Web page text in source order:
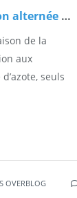
Pollution : circulation alternée mardi à Paris et en proche banlieue
de la
aux
seuls
OVERBLOG